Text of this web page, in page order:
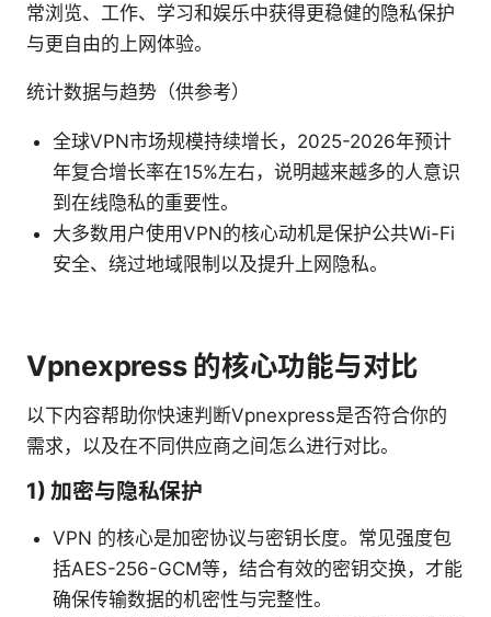
常浏览、工作、学习和娱乐中获得更稳健的隐私保护
与更自由的上网体验。
统计数据与趋势（供参考）
全球VPN市场规模持续增长，2025-2026年预计
年复合增长率在15%左右，说明越来越多的人意识
到在线隐私的重要性。
大多数用户使用VPN的核心动机是保护公共Wi-Fi
安全、绕过地域限制以及提升上网隐私。
Vpnexpress 的核心功能与对比
以下内容帮助你快速判断Vpnexpress是否符合你的
需求，以及在不同供应商之间怎么进行对比。
1) 加密与隐私保护
VPN 的核心是加密协议与密钥长度。常见强度包
括AES-256-GCM等，结合有效的密钥交换，才能
确保传输数据的机密性与完整性。